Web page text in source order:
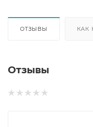
ОТЗЫВЫ КАК
Отзывы